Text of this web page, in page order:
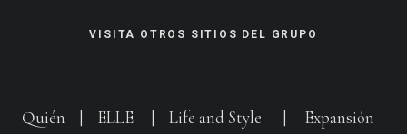
VISITA OTROS SITIOS DEL GRUPO
Quién ELLE Life and Style
Expansión